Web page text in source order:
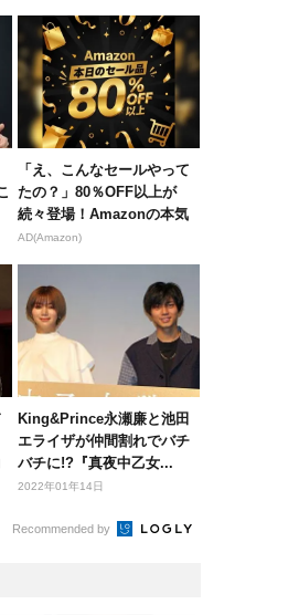
「え、こんなセールやって
たの？」80％OFF以上が
続々登場！Amazonの本気
が...
AD(Amazon)
King&Prince永瀬廉と池田
エライザが仲間割れでバチ
バチに!?『真夜中乙女...
2022年01年14日
Recommended by